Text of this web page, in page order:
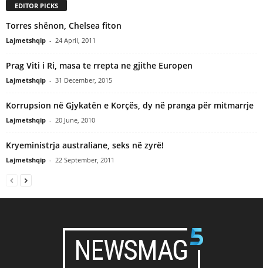
EDITOR PICKS
Torres shënon, Chelsea fiton
Lajmetshqip - 24 April, 2011
Prag Viti i Ri, masa te rrepta ne gjithe Europen
Lajmetshqip - 31 December, 2015
Korrupsion në Gjykatën e Korçës, dy në pranga për mitmarrje
Lajmetshqip - 20 June, 2010
Kryeministrja australiane, seks në zyrë!
Lajmetshqip - 22 September, 2011